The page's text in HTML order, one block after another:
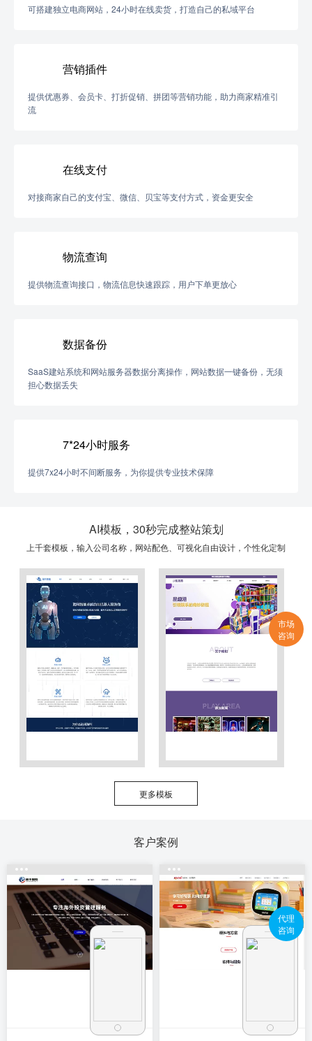
可搭建独立电商网站，24小时在线卖货，打造自己的私域平台
营销插件
提供优惠券、会员卡、打折促销、拼团等营销功能，助力商家精准引
流
在线支付
对接商家自己的支付宝、微信、贝宝等支付方式，资金更安全
物流查询
提供物流查询接口，物流信息快速跟踪，用户下单更放心
数据备份
SaaS建站系统和网站服务器数据分离操作，网站数据一键备份，无须
担心数据丢失
7*24小时服务
提供7x24小时不间断服务，为你提供专业技术保障
AI模板，30秒完成整站策划
上千套模板，输入公司名称，网站配色、可视化自由设计，个性化定制
更多模板
客户案例
市场
咨询
代理
咨询